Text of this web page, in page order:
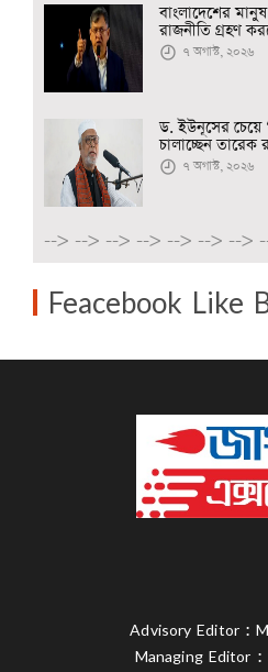
বাংলাদেশের
রাজনীতি গ্রহণ
৭ অগাস্ট, ২০২৬
ড. ইউনূসের চেয়ে
চালাচ্ছেন তারেক
৭ অগাস্ট, ২০২৬
--> --> --> --> --> --> -->
Feacebook Like
Advisory Editor :
Managing Editor :